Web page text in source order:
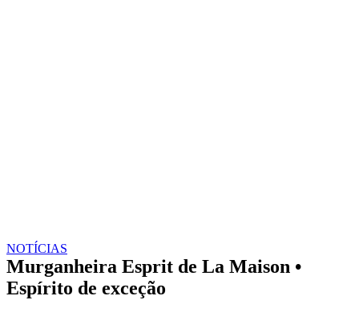
NOTÍCIAS
Murganheira Esprit de La Maison •
Espírito de exceção